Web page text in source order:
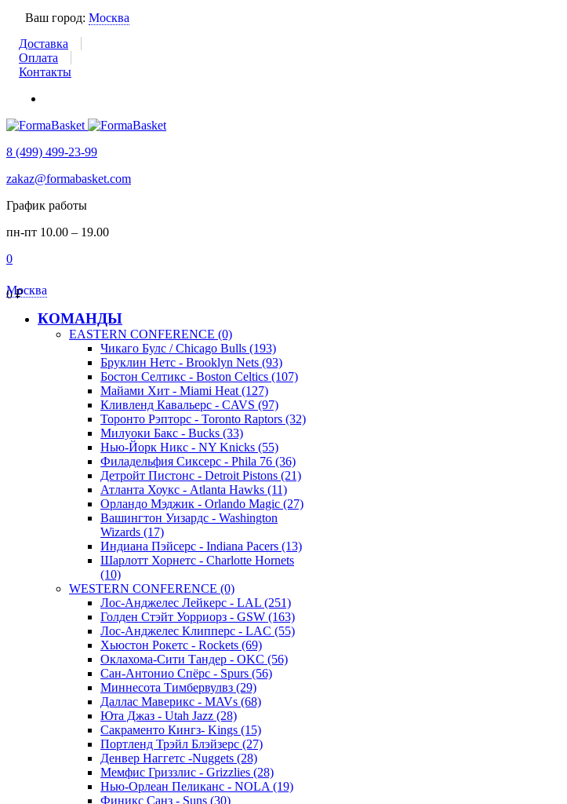
Ваш город: Москва
Доставка
Оплата
Контакты
8 (499) 499-23-99
zakaz@formabasket.com
График работы
пн-пт 10.00 – 19.00
0
0₽
Москва
КОМАНДЫ
EASTERN CONFERENCE (0)
Чикаго Булс / Chicago Bulls (193)
Бруклин Нетс - Brooklyn Nets (93)
Бостон Селтикс - Boston Celtics (107)
Майами Хит - Miami Heat (127)
Кливленд Кавальерс - CAVS (97)
Торонто Рэпторс - Toronto Raptors (32)
Милуоки Бакс - Bucks (33)
Нью-Йорк Никс - NY Knicks (55)
Филадельфия Сиксерс - Phila 76 (36)
Детройт Пистонс - Detroit Pistons (21)
Атланта Хоукс - Atlanta Hawks (11)
Орландо Мэджик - Orlando Magic (27)
Вашингтон Уизардс - Washington
Wizards (17)
Индиана Пэйсерс - Indiana Pacers (13)
Шарлотт Хорнетс - Charlotte Hornets
(10)
WESTERN CONFERENCE (0)
Лос-Анджелес Лейкерс - LAL (251)
Голден Стэйт Уорриорз - GSW (163)
Лос-Анджелес Клипперс - LAC (55)
Хьюстон Рокетс - Rockets (69)
Оклахома-Сити Тандер - OKC (56)
Сан-Антонио Спёрс - Spurs (56)
Миннесота Тимбервулвз (29)
Даллас Маверикс - MAVs (68)
Юта Джаз - Utah Jazz (28)
Сакраменто Кингз- Kings (15)
Портленд Трэйл Блэйзерс (27)
Денвер Наггетс -Nuggets (28)
Мемфис Гриззлис - Grizzlies (28)
Нью-Орлеан Пеликанс - NOLA (19)
Финикс Санз - Suns (30)